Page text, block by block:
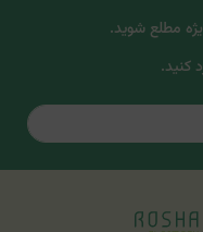
مطلع شوید.
کنید.